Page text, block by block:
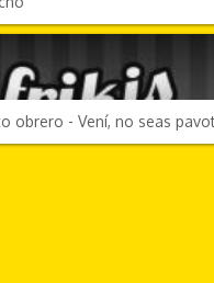
obrero - Vení, no seas